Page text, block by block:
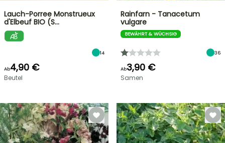
Lauch-Porree Monstrueux
d'Elbeuf BIO (S…
14
Ab4,90 €
Beutel
Rainfarn - Tanacetum
vulgare
BEWÄHRT & WÜCHSIG
36
Ab3,90 €
Samen